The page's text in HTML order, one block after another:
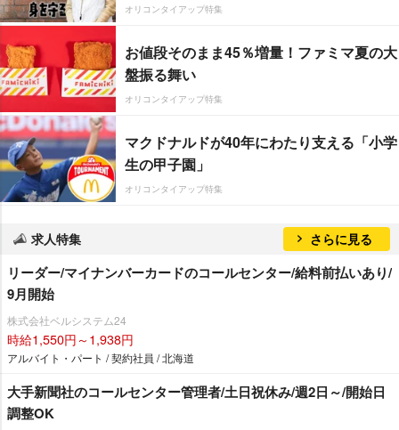
オリコンタイアップ特集
お値段そのまま45％増量！ファミマ夏の大
盤振る舞い
オリコンタイアップ特集
マクドナルドが40年にわたり支える「小学
生の甲子園」
オリコンタイアップ特集
求人特集 さらに見る
リーダー/マイナンバーカードのコールセンター/給料前払いあり/
9月開始
株式会社ベルシステム24
時給1,550円～1,938円
アルバイト・パート / 契約社員 / 北海道
大手新聞社のコールセンター管理者/土日祝休み/週2日～/開始日
調整OK